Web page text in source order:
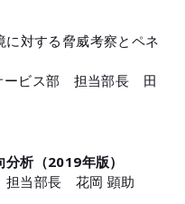
対する脅威考察とペネ
ービス部 担当部長 田
析（2019年版）
担当部長 花岡 顕助